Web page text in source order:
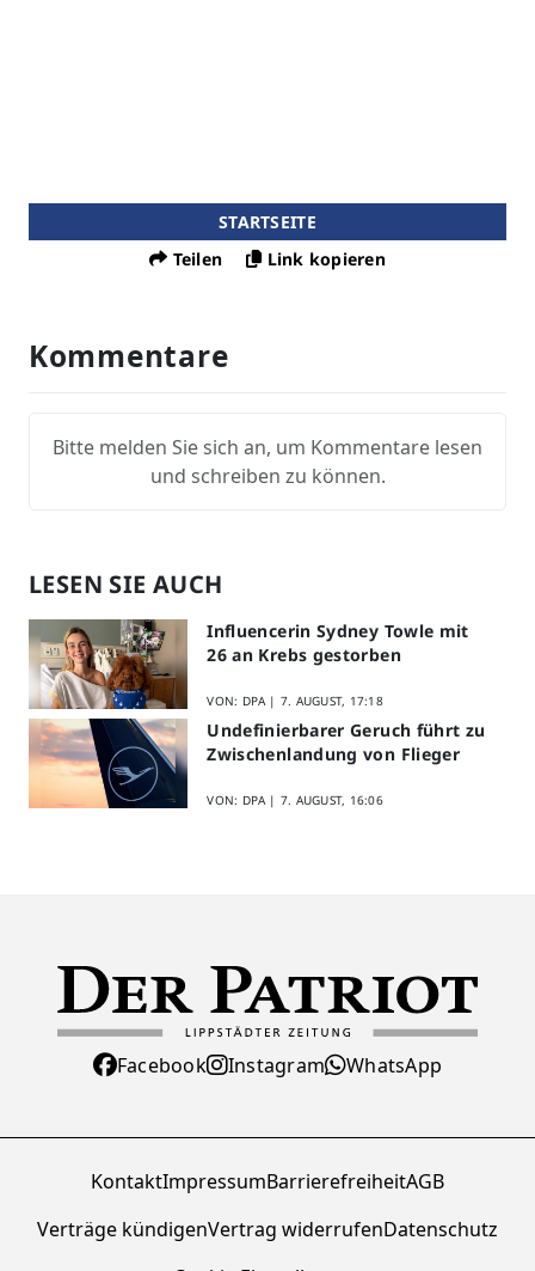
STARTSEITE
Teilen
Link kopieren
Kommentare
Bitte melden Sie sich an, um Kommentare lesen
und schreiben zu können.
LESEN SIE AUCH
Influencerin Sydney Towle mit
26 an Krebs gestorben
VON: DPA | 7. AUGUST, 17:18
Undefinierbarer Geruch führt zu
Zwischenlandung von Flieger
VON: DPA | 7. AUGUST, 16:06
Facebook Instagram WhatsApp
KontaktImpressumBarrierefreiheitAGB
Verträge kündigenVertrag widerrufenDatenschutz